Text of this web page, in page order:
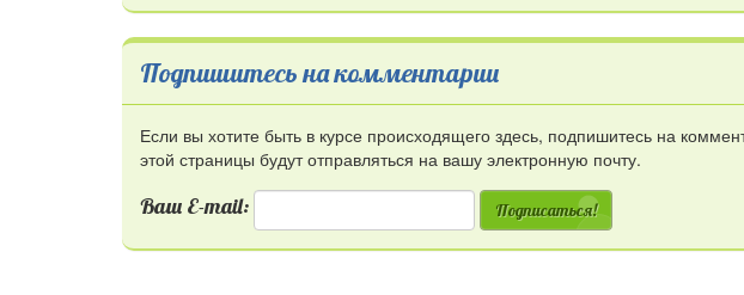
Подпишитесь на комментарии
Если вы хотите быть в курсе происходящего здесь, подпишитесь на
этой страницы будут отправляться на вашу электронную почту.
Ваш E-mail: Подписаться!